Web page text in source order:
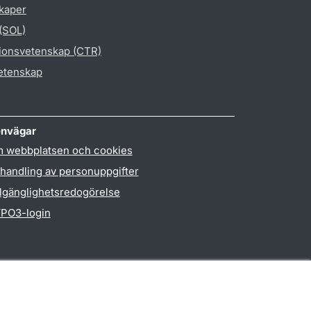
(CTR)
webbplatsen och cookies
av personuppgifter
login